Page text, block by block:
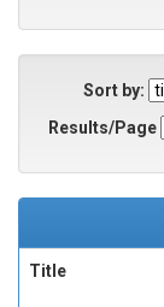
Sort by:
Results/Page
Title